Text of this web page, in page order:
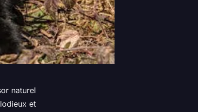
naturel
et